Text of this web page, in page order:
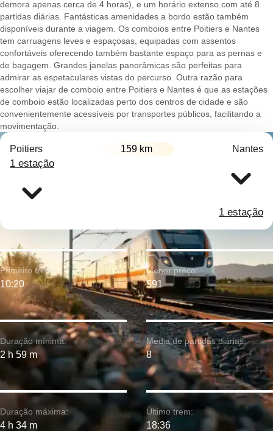
demora apenas cerca de 4 horas), e um horário extenso com até 8
partidas diárias. Fantásticas amenidades a bordo estão também
disponíveis durante a viagem. Os comboios entre Poitiers e Nantes
tem carruagens leves e espaçosas, equipadas com assentos
confortáveis oferecendo também bastante espaço para as pernas e
de bagagem. Grandes janelas panorâmicas são perfeitas para
admirar as espetaculares vistas do percurso. Outra razão para
escolher viajar de comboio entre Poitiers e Nantes é que as estações
de comboio estão localizadas perto dos centros de cidade e são
convenientemente acessíveis por transportes públicos, facilitando a
movimentação.
Poitiers 159 km Nantes
1 estação
1 estação
Duração mínima:
2 h 59 m
Primeiro trem:
10:20
Duração máxima:
4 h 34 m
Menor preço:
$91
Média de partidas diárias:
8
Último trem:
18:36